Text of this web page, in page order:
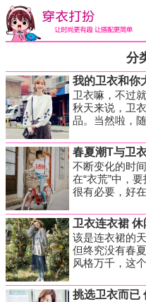
分
我的卫衣和你
卫衣嘛，不过
秋天来说，卫
品。当然啦，
春夏潮T与卫
不断变化的时
在“衣荒”中，
很有必要，好
卫衣连衣裙
该是连衣裙的
但终究没有春
风格万千，这
挑选卫衣而已